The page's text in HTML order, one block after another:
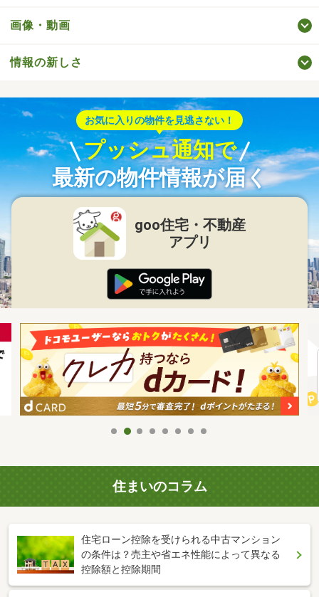
画像・動画
情報の新しさ
お気に入りの物件を見逃さない！
プッシュ通知で
最新の物件情報が届く
goo住宅・不動産
アプリ
住まいのコラム
住宅ローン控除を受けられる中古マンション
の条件は？売主や省エネ性能によって異なる
控除額と控除期間